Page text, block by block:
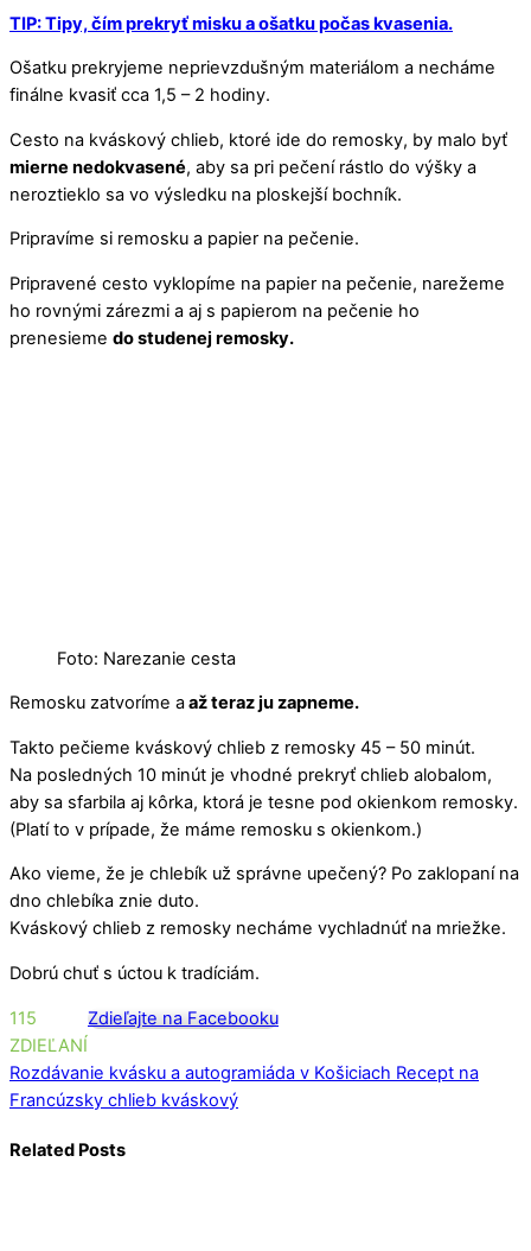
TIP: Tipy, čím prekryť misku a ošatku počas kvasenia.
Ošatku prekryjeme neprievzdušným materiálom a necháme
finálne kvasiť cca 1,5 – 2 hodiny.
Cesto na kváskový chlieb, ktoré ide do remosky, by malo byť
mierne nedokvasené, aby sa pri pečení rástlo do výšky a
neroztieklo sa vo výsledku na ploskejší bochník.
Pripravíme si remosku a papier na pečenie.
Pripravené cesto vyklopíme na papier na pečenie, narežeme
ho rovnými zárezmi a aj s papierom na pečenie ho
prenesieme do studenej remosky.
Foto: Narezanie cesta
Remosku zatvoríme aaž teraz ju zapneme.
Takto pečieme kváskový chlieb z remosky 45 – 50 minút.
Na posledných 10 minút je vhodné prekryť chlieb alobalom,
aby sa sfarbila aj kôrka, ktorá je tesne pod okienkom remosky.
(Platí to v prípade, že máme remosku s okienkom.)
Ako vieme, že je chlebík už správne upečený? Po zaklopaní na
dno chlebíka znie duto.
Kváskový chlieb z remosky necháme vychladnúť na mriežke.
Dobrú chuť s úctou k tradíciám.
115
ZDIEĽANÍ
Zdieľajte na Facebooku
Rozdávanie kvásku a autogramiáda v Košiciach Recept na
Francúzsky chlieb kváskový
Related Posts